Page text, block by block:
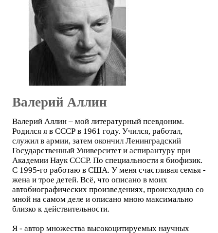
Валерий Аллин
Валерий Аллин – мой литературный псевдоним.
Родился я в СССР в 1961 году. Учился, работал,
служил в армии, затем окончил Ленинградский
Государственный Университет и аспирантуру при
Академии Наук СССР. По специальности я биофизик.
С 1995-го работаю в США. У меня счастливая семья -
жена и трое детей. Всё, что описано в моих
автобиографических произведениях, происходило со
мной на самом деле и описано мною максимально
близко к действительности.
Я - автор множества высокоцитируемых научных